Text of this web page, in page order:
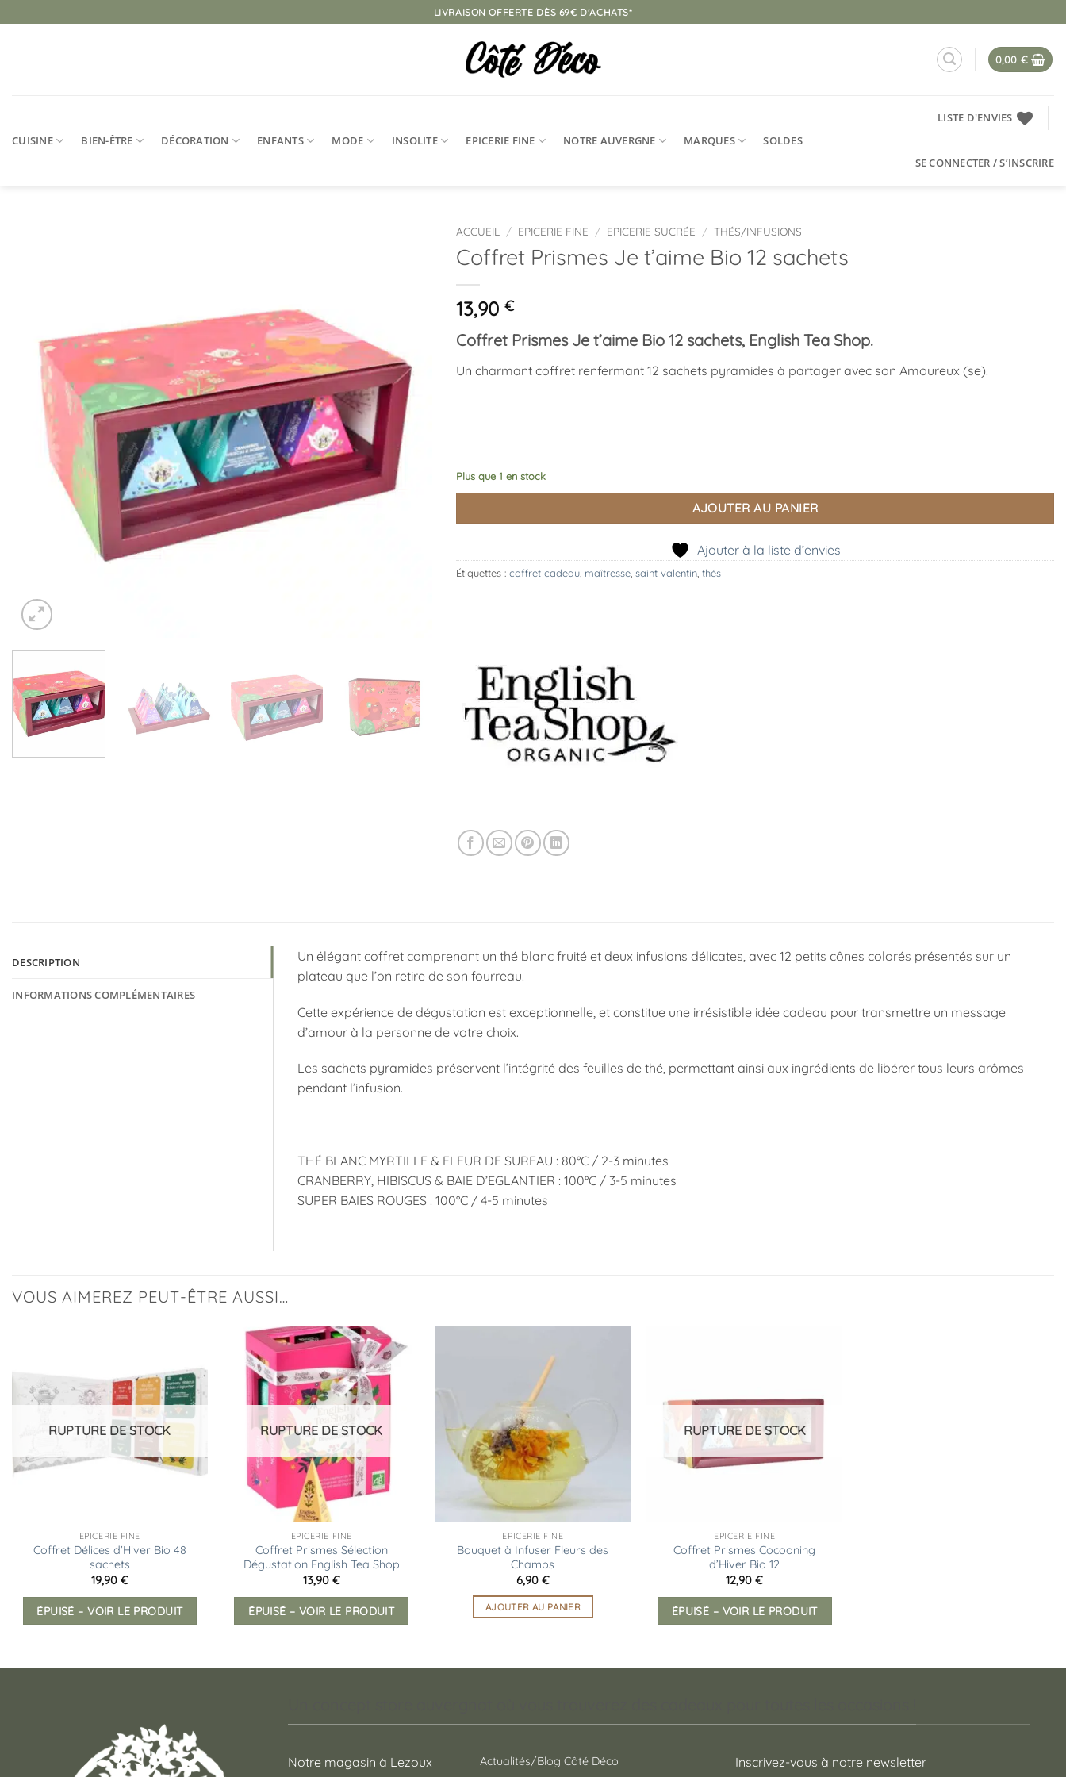
au
LIVRAISON OFFERTE DÈS 69€ D'ACHATS*
0,00 €
CUISINE BIEN-ÊTRE DÉCORATION ENFANTS MODE INSOLITE EPICERIE FINE NOTRE AUVERGNE MARQUES SOLDES
LISTE D'ENVIES
SE CONNECTER / S’INSCRIRE
ACCUEIL / EPICERIE FINE / EPICERIE SUCRÉE / THÉS/INFUSIONS
Coffret Prismes Je t’aime Bio 12 sachets
13,90 €
Coffret Prismes Je t’aime Bio 12 sachets, English Tea Shop.
Un charmant coffret renfermant 12 sachets pyramides à partager avec son Amoureux (se).
Plus que 1 en stock
AJOUTER AU PANIER
Ajouter à la liste d’envies
Étiquettes : coffret cadeau maîtresse saint valentin thés
DESCRIPTION
INFORMATIONS COMPLÉMENTAIRES
Un élégant coffret comprenant un thé blanc fruité et deux infusions délicates, avec 12 petits cônes colorés présentés sur un
plateau que l’on retire de son fourreau.
Cette expérience de dégustation est exceptionnelle, et constitue une irrésistible idée cadeau pour transmettre un message
d’amour à la personne de votre choix.
Les sachets pyramides préservent l’intégrité des feuilles de thé, permettant ainsi aux ingrédients de libérer tous leurs arômes
pendant l’infusion.
THÉ BLANC MYRTILLE & FLEUR DE SUREAU : 80°C / 2-3 minutes
CRANBERRY, HIBISCUS & BAIE D’EGLANTIER : 100°C / 3-5 minutes
SUPER BAIES ROUGES : 100°C / 4-5 minutes
VOUS AIMEREZ PEUT-ÊTRE AUSSI…
Ajouter
à la
liste
d’envies
RUPTURE DE STOCK
EPICERIE FINE
Coffret Délices d’Hiver Bio 48
sachets
19,90 €
ÉPUISÉ – VOIR LE PRODUIT
Ajouter
liste
d’envies
RUPTURE DE STOCK
EPICERIE FINE
Coffret Prismes Sélection
Dégustation English Tea Shop
13,90 €
ÉPUISÉ – VOIR LE PRODUIT
EPICERIE FINE
Bouquet à Infuser Fleurs des
Champs
6,90 €
AJOUTER AU PANIER
d’envies
RUPTURE DE STOCK
EPICERIE FINE
Coffret Prismes Cocooning
d’Hiver Bio 12
12,90€
ÉPUISÉ – VOIR LE PRODUIT
Notre magasin à Lezoux Actualités/Blog Côté Déco Inscrivez-vous à notre newsletter